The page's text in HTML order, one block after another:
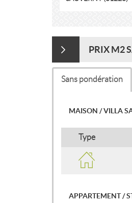
PRIX M2
Sans pondération
MAISON / VILLA
Type
APPARTEMENT /